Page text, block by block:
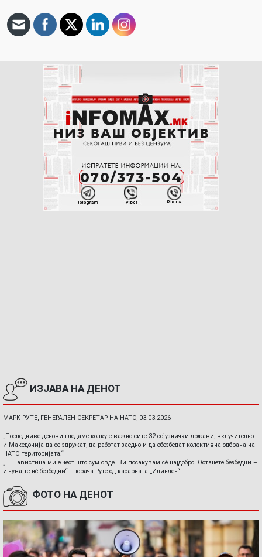
ИЗЈАВА НА ДЕНОТ
МАРК РУТЕ, ГЕНЕРАЛЕН СЕКРЕТАР НА НАТО, 03.03.2026
„Последниве денови гледаме колку е важно сите 32 сојузнички држави, вклучително
и Македонија да се здружат, да работат заедно и да обезбедат колективна одбрана на
НАТО територијата.“
„ ...Навистина ми е чест што сум овде. Ви посакувам сè најдобро. Останете безбедни –
и чувајте нè безбедни“ - порача Руте од касарната „Илинден“.
ФОТО НА ДЕНОТ